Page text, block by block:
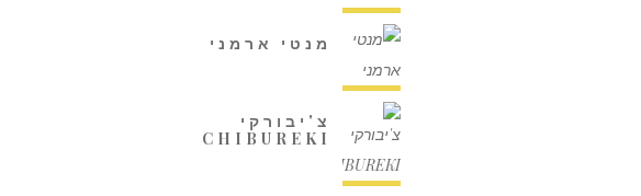
מנטי ארמני
צ'יבורקי
CHIBUREKI